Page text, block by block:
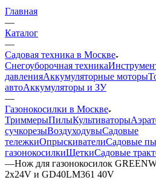
Главная
—
Каталог
—
Садовая техника в Москве
Снегоуборочная техника
давленияАккумуляторные моторы
автоАккумуляторы и ЗУ
—
Газонокосилки в Москве
ТриммерыПилыКультиваторы
сучкорезыВоздуходувыСадовые
тележкиОпрыскивателиСадовые
газонокосилкиЩеткиСадовые
—Нож для газонокосилок
2х24V и GD40LM361 40V